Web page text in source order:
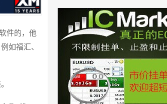
件的，他
如福汇、